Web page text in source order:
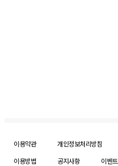
이용약관 개인정보처리방침
이용방법
공지사항 이벤트